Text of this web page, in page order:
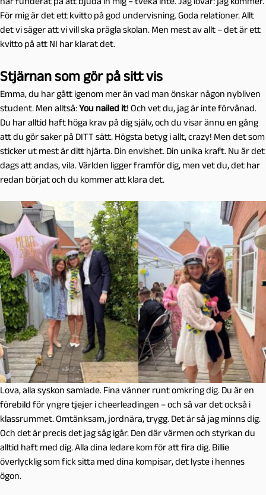
För mig är det ett kvitto på god undervisning. Goda relationer. Allt
det vi säger att vi vill ska prägla skolan. Men mest av allt – det är ett
kvitto på att NI har klarat det.
Stjärnan som gör på sitt vis
Emma, du har gått igenom mer än vad man önskar någon nybliven
student. Men alltså:You nailed it! Och vet du, jag är inte förvånad.
Du har alltid haft höga krav på dig själv, och du visar ännu en gång
att du gör saker på DITT sätt. Högsta betyg i allt, crazy! Men det som
sticker ut mest är ditt hjärta. Din envishet. Din unika kraft. Nu är det
dags att andas, vila. Världen ligger framför dig, men vet du, det har
redan börjat och du kommer att klara det.
Lova, alla syskon samlade. Fina vänner runt omkring dig. Du är en
förebild för yngre tjejer i cheerleadingen – och så var det också i
klassrummet. Omtänksam, jordnära, trygg. Det är så jag minns dig.
Och det är precis det jag såg igår. Den där värmen och styrkan du
alltid haft med dig. Alla dina ledare kom för att fira dig. Billie
överlycklig som fick sitta med dina kompisar, det lyste i hennes
ögon.